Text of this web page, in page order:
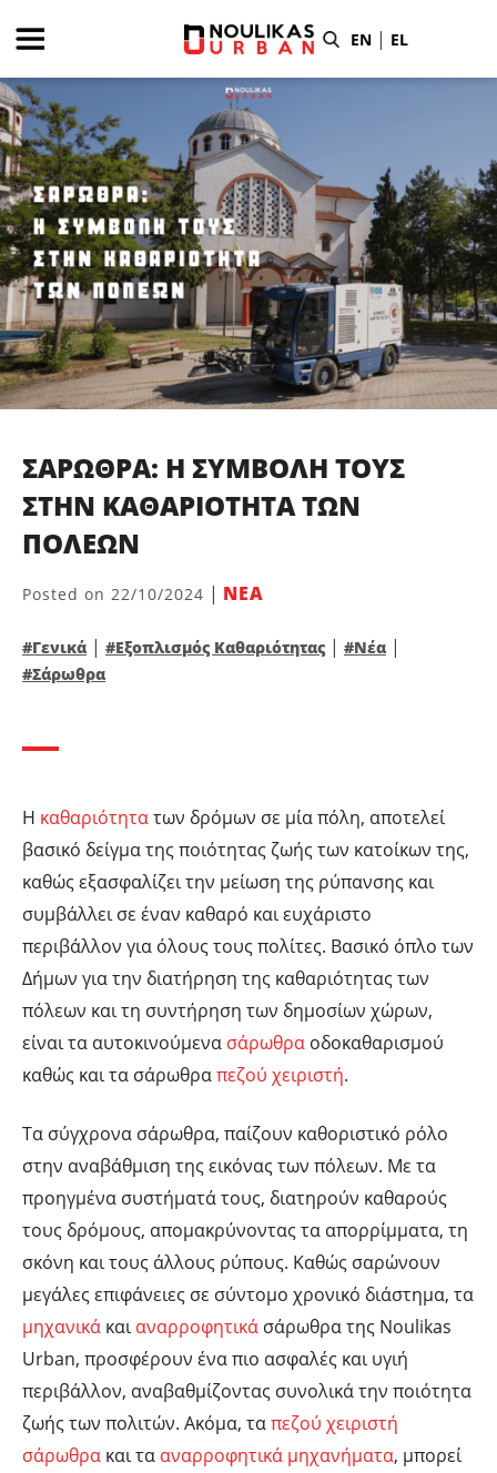
to
EN | EL
ΣΑΡΩΘΡΑ: Η ΣΥΜΒΟΛΗ ΤΟΥΣ
ΣΤΗΝ ΚΑΘΑΡΙΟΤΗΤΑ ΤΩΝ
ΠΟΛΕΩΝ
Posted on 22/10/2024 | ΝΕΑ
#Γενικά | #Εξοπλισμός Καθαριότητας | #Νέα |
#Σάρωθρα
Η καθαριότητατων δρόμων σε μία πόλη, αποτελεί
βασικό δείγμα της ποιότητας ζωής των κατοίκων της,
καθώς εξασφαλίζει την μείωση της ρύπανσης και
συμβάλλει σε έναν καθαρό και ευχάριστο
περιβάλλον για όλους τους πολίτες. Βασικό όπλο των
Δήμων για την διατήρηση της καθαριότητας των
πόλεων και τη συντήρηση των δημοσίων χώρων,
είναι τα αυτοκινούμενα σάρωθρα οδοκαθαρισμού
καθώς και τα σάρωθραπεζού χειριστή.
Τα σύγχρονα σάρωθρα, παίζουν καθοριστικό ρόλο
στην αναβάθμιση της εικόνας των πόλεων. Με τα
προηγμένα συστήματά τους, διατηρούν καθαρούς
τους δρόμους, απομακρύνοντας τα απορρίμματα, τη
σκόνη και τους άλλους ρύπους. Καθώς σαρώνουν
μεγάλες επιφάνειες σε σύντομο χρονικό διάστημα, τα
μηχανικά καιαναρροφητικά σάρωθρα της Noulikas
Urban, προσφέρουν ένα πιο ασφαλές και υγιή
περιβάλλον, αναβαθμίζοντας συνολικά την ποιότητα
ζωής των πολιτών. Ακόμα, ταπεζού χειριστή
σάρωθρα και τα αναρροφητικά μηχανήματα, μπορεί